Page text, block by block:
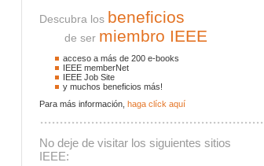
Buscador
La palabra a buscar debe contener al menos 3 caracteres.
Descubra los beneficios
de ser miembro IEEE
acceso a más de 200 e-books
IEEE memberNet
IEEE Job Site
y muchos beneficios más!
Para más información, haga clíck aquí
No deje de visitar los siguientes sitios
IEEE: